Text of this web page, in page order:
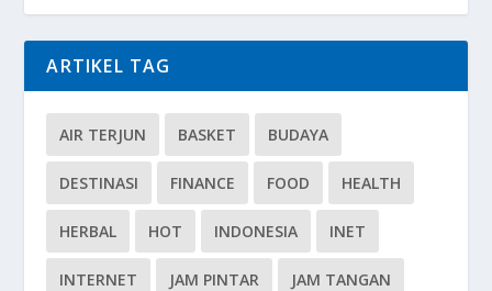
ARTIKEL TAG
AIR TERJUN BASKET BUDAYA
DESTINASI FINANCE FOOD HEALTH
HERBAL HOT INDONESIA INET
INTERNET JAM PINTAR JAM TANGAN